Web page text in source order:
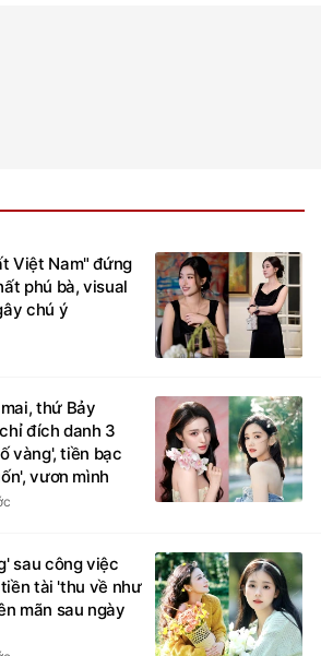
Việt Nam" đứng
phú bà, visual
chú ý
thứ Bảy
đích danh 3
vàng', tiền bạc
vươn mình
chốc
sau công việc
tài 'thu về như
mãn sau ngày